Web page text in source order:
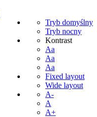
Tryb domyślny
Tryb nocny
Kontrast
Aa
Aa
Aa
Fixed layout
Wide layout
A-
A
A+